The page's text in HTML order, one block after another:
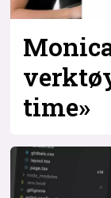
time»